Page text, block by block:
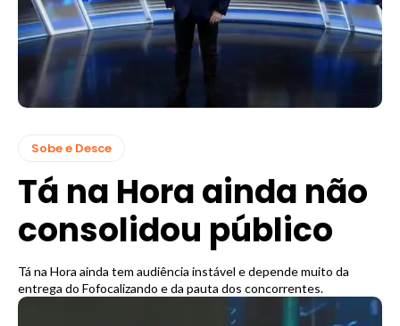
Sobe e Desce
Tá na Hora ainda não
consolidou público
Tá na Hora ainda tem audiência instável e depende muito da
entrega do Fofocalizando e da pauta dos concorrentes.